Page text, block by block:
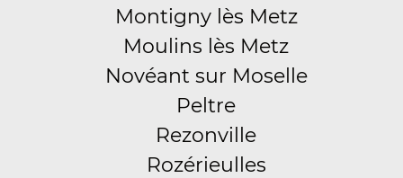
Montigny lès Metz
Moulins lès Metz
Novéant sur Moselle
Peltre
Rezonville
Rozérieulles